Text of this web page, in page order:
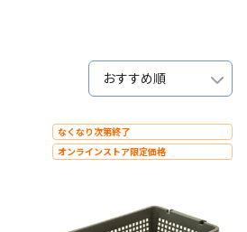
おすすめ順
なくなり次第終了
オンラインストア限定価格